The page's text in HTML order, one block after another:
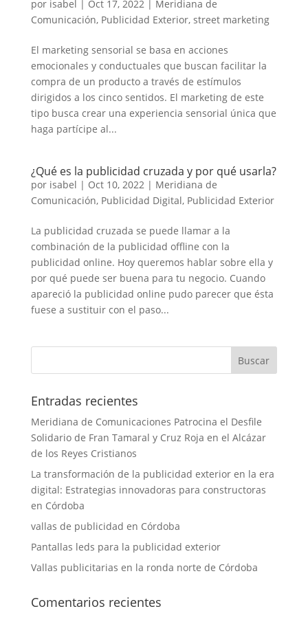
por isabel | Oct 17, 2022| Meridiana de
Comunicación, Publicidad Exterior, street marketing
El marketing sensorial se basa en acciones
emocionales y conductuales que buscan facilitar la
compra de un producto a través de estímulos
dirigidos a los cinco sentidos. El marketing de este
tipo busca crear una experiencia sensorial única que
haga partícipe al...
¿Qué es la publicidad cruzada y por qué usarla?
por isabel | Oct 10, 2022| Meridiana de
Comunicación, Publicidad Digital, Publicidad Exterior
La publicidad cruzada se puede llamar a la
combinación de la publicidad offline con la
publicidad online. Hoy queremos hablar sobre ella y
por qué puede ser buena para tu negocio. Cuando
apareció la publicidad online pudo parecer que ésta
fuese a sustituir con el paso...
Entradas recientes
Meridiana de Comunicaciones Patrocina el Desfile
Solidario de Fran Tamaral y Cruz Roja en el Alcázar
de los Reyes Cristianos
La transformación de la publicidad exterior en la era
digital: Estrategias innovadoras para constructoras
en Córdoba
vallas de publicidad en Córdoba
Pantallas leds para la publicidad exterior
Vallas publicitarias en la ronda norte de Córdoba
Comentarios recientes